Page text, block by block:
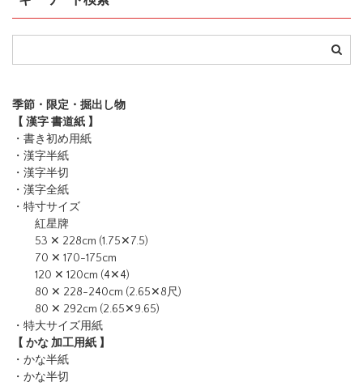
季節・限定・掘出し物
【 漢字 書道紙 】
・書き初め用紙
・漢字半紙
・漢字半切
・漢字全紙
・特寸サイズ
紅星牌
53 ✕ 228cm (1.75✕7.5)
70 ✕ 170-175cm
120 ✕ 120cm (4✕4)
80 ✕ 228-240cm (2.65✕8尺)
80 ✕ 292cm (2.65✕9.65)
・特大サイズ用紙
【 かな 加工用紙 】
・かな半紙
・かな半切